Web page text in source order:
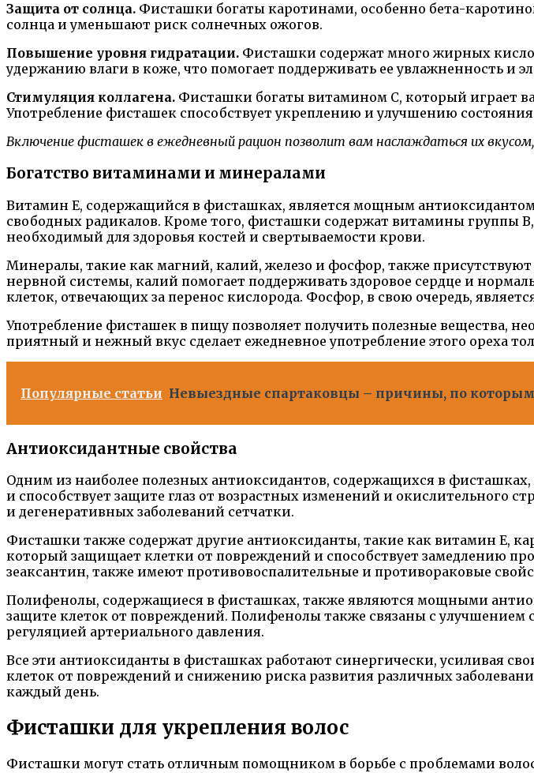
Защита от солнца. Фисташки богаты каротинами, особенно бета-
солнца и уменьшают риск солнечных ожогов.
Повышение уровня гидратации. Фисташки содержат много жирных
удержанию влаги в коже, что помогает поддерживать ее увлажненность и
Стимуляция коллагена. Фисташки богаты витамином С, который играет
Употребление фисташек способствует укреплению и улучшению
Включение фисташек в ежедневный рацион позволит вам наслаждаться их
Богатство витаминами и минералами
Витамин Е, содержащийся в фисташках, является мощным
свободных радикалов. Кроме того, фисташки содержат витамины группы
необходимый для здоровья костей и свертываемости крови.
Минералы, такие как магний, калий, железо и фосфор, также
нервной системы, калий помогает поддерживать здоровое сердце и
клеток, отвечающих за перенос кислорода. Фосфор, в свою очередь,
Употребление фисташек в пищу позволяет получить полезные вещества,
приятный и нежный вкус сделает ежедневное употребление этого ореха
Популярные статьи Невыездные спартаковцы – причины, по
Антиоксидантные свойства
Одним из наиболее полезных антиоксидантов, содержащихся в
и способствует защите глаз от возрастных изменений и окислительного
и дегенеративных заболеваний сетчатки.
Фисташки также содержат другие антиоксиданты, такие как витамин Е,
который защищает клетки от повреждений и способствует замедлению
зеаксантин, также имеют противовоспалительные и противораковые
Полифенолы, содержащиеся в фисташках, также являются мощными
защите клеток от повреждений. Полифенолы также связаны с улучшением
регуляцией артериального давления.
Все эти антиоксиданты в фисташках работают синергически, усиливая
клеток от повреждений и снижению риска развития различных
каждый день.
Фисташки для укрепления волос
Фисташки могут стать отличным помощником в борьбе с проблемами